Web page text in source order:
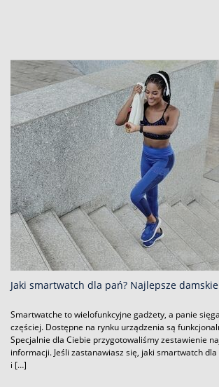
Jaki smartwatch dla pań? Najlepsze
Smartwatche to wielofunkcyjne gadżety, a panie
częściej. Dostępne na rynku urządzenia są
Specjalnie dla Ciebie przygotowaliśmy zestawienie
informacji. Jeśli zastanawiasz się, jaki smartwatch
i […]